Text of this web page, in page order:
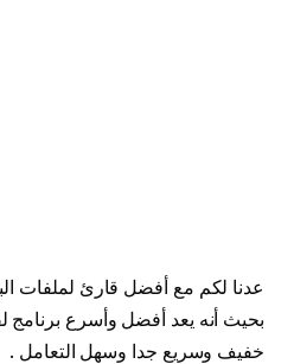
بحيث أنه يعد أفضل وأسرع برنامج
خفيف وسريع جدا وسهل التعامل .